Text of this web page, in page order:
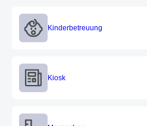
Kinderbetreuung
Kinderbetreuung
Kiosk
Kiosk
Messeshop